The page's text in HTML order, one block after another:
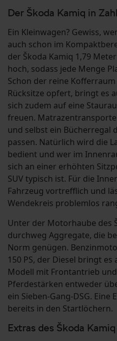
Der Škoda Kamiq in
Ein Kleinwagen? Gewiss,
auch schon im
der Škoda Kamiq 1,79
hoch, sodass jede Menge
Schon der reine
Rücksitze opfert, bringt es
sich zudem auf eine
freuen.
und selbst ein Bücherregal
passen. Natürlich wird die
bedient und wer im
sich an einer erhöhten
SUV typisch ist. Für die
Fahrzeug vortrefflich und
Wendekreis problemlos
Unter der Motorhaube des
durchweg Aggregate, die
Norm genügen.
150 PS, der Diesel bringt
Modell mit Frontantrieb
Pferdestärken entweder
ein Sieben-Gang-DSG.
bereits in den Startlöchern.
Extras des Škoda Kamiq